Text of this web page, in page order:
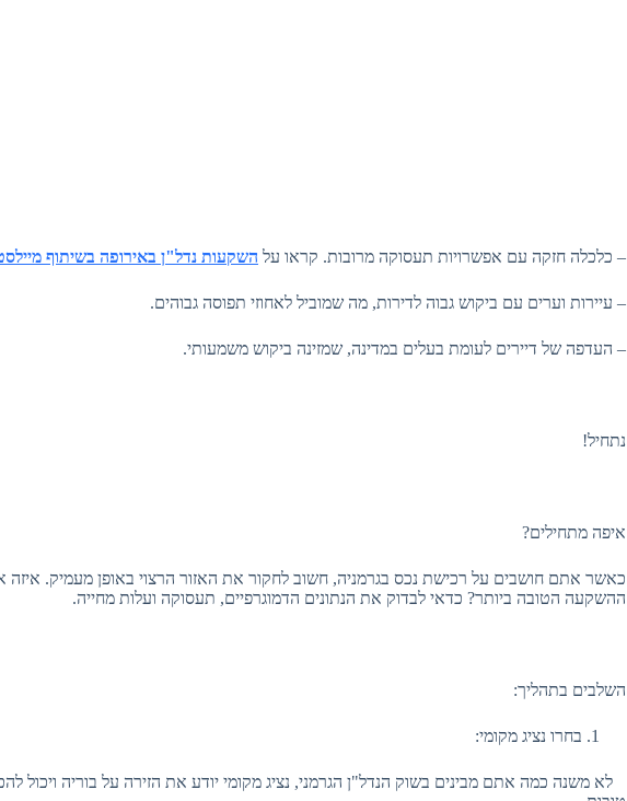
– כלכלה חזקה עם אפשרויות תעסוקה מרובות. קראו על השקעות נדל"ן באירופה בשיתוף
– עיירות וערים עם ביקוש גבוה לדירות, מה שמוביל לאחוזי תפוסה גבוהים.
– העדפה של דיירים לעומת בעלים במדינה, שמזינה ביקוש משמעותי.
נתחיל!
איפה מתחילים?
כאשר אתם חושבים על רכישת נכס בגרמניה, חשוב לחקור את האזור הרצוי באופן מעמיק. איזה
ההשקעה הטובה ביותר? כדאי לבדוק את הנתונים הדמוגרפיים, תעסוקה ועלות מחייה.
השלבים בתהליך:
בחרו נציג מקומי:
לא משנה כמה אתם מבינים בשוק הנדל"ן הגרמני, נציג מקומי יודע את הזירה על בוריה ויכול